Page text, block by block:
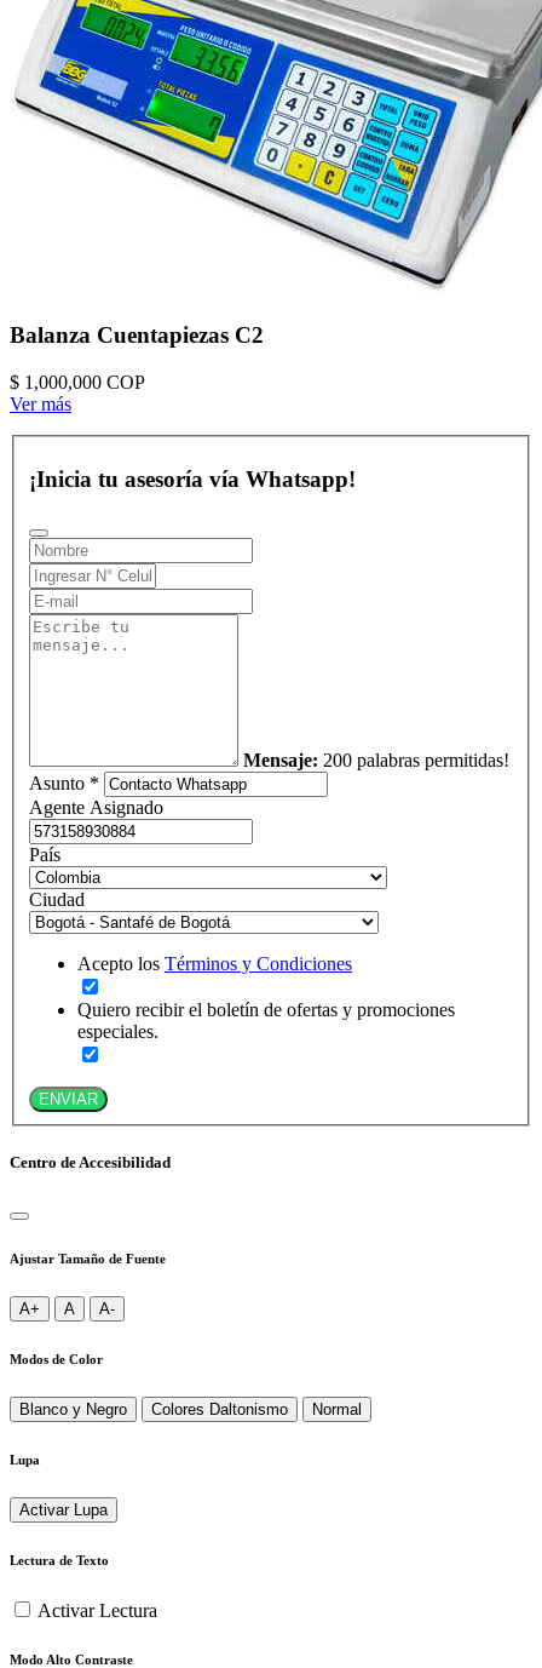
Balanza Cuentapiezas C2
$ 1,000,000 COP
Ver más
¡Inicia tu asesoría vía Whatsapp!
Mensaje: 200 palabras permitidas!
Asunto *
Agente Asignado
País
Ciudad
Acepto los Términos y Condiciones
Quiero recibir el boletín de ofertas y promociones
especiales.
ENVIAR
Centro de Accesibilidad
Ajustar Tamaño de Fuente
A+ A A-
Modos de Color
Blanco y Negro Colores Daltonismo Normal
Lupa
Activar Lupa
Lectura de Texto
Activar Lectura
Modo Alto Contraste